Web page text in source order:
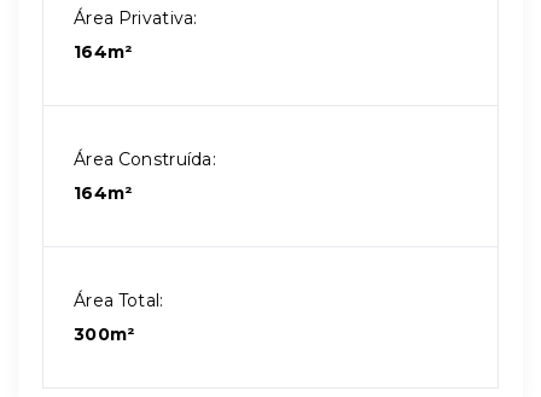
Área Privativa:
164m²
Área Construída:
164m²
Área Total:
300m²